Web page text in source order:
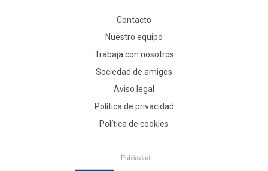
Contacto
Nuestro equipo
Trabaja con nosotros
Sociedad de amigos
Aviso legal
Política de privacidad
Política de cookies
Publicidad